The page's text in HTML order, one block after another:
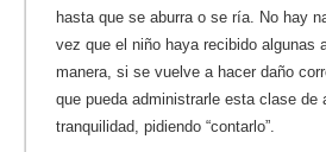
hasta que se aburra o se ría. No hay
vez que el niño haya recibido algunas
manera, si se vuelve a hacer daño
que pueda administrarle esta clase de
tranquilidad, pidiendo “contarlo”.